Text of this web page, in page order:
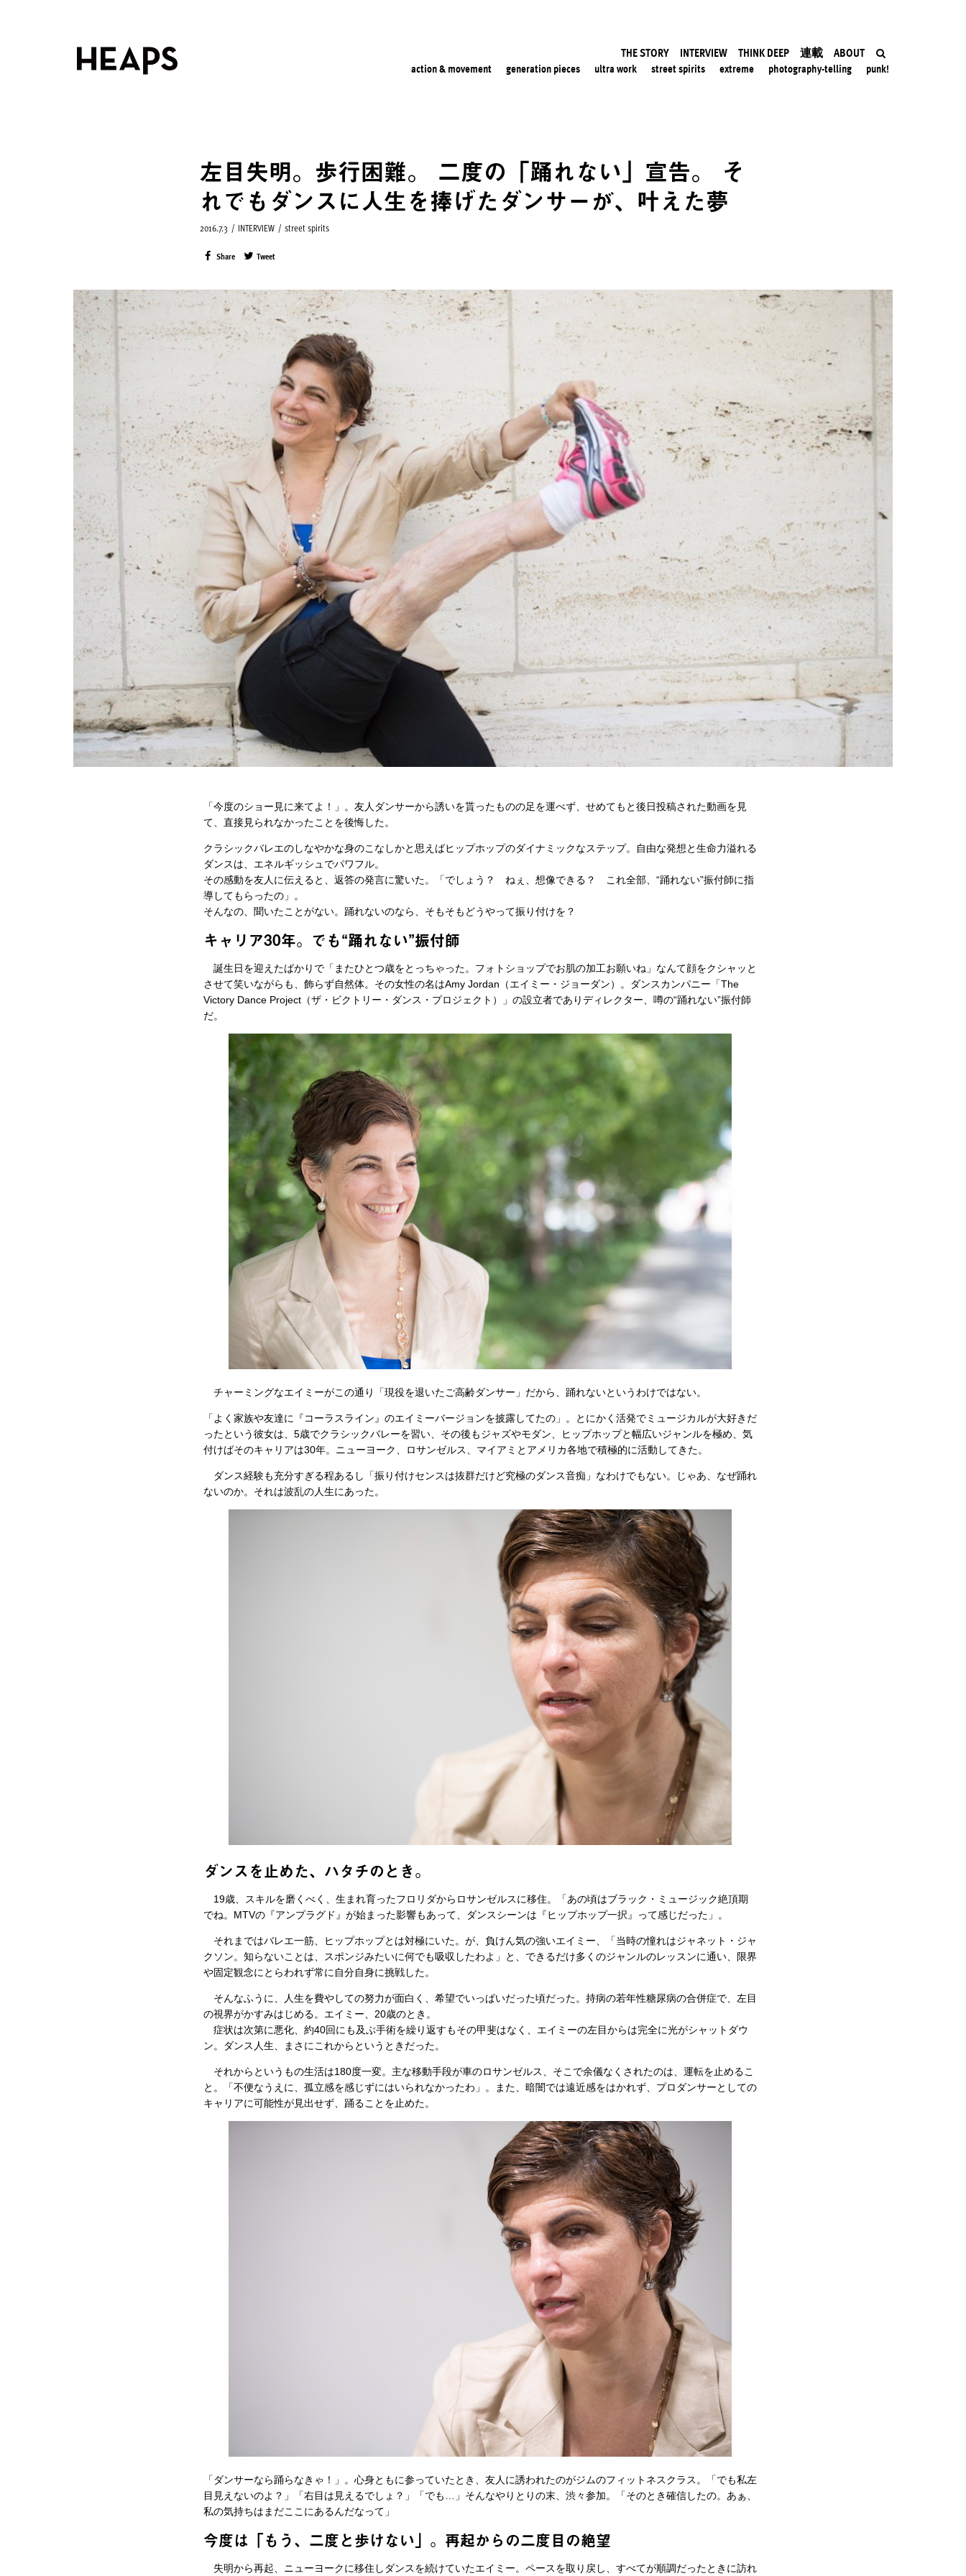
THE STORY INTERVIEW THINK DEEP 連載 ABOUT
action & movement generation pieces ultra work street spirits extreme photography-telling punk!
左目失明。歩行困難。 二度の「踊れない」宣告。 そ
れでもダンスに人生を捧げたダンサーが、叶えた夢
2016.7.3 / INTERVIEW / street spirits
Share Tweet
「今度のショー見に来てよ！」。友人ダンサーから誘いを貰ったものの足を運べず、せめてもと後日投稿された動画を見
て、直接見られなかったことを後悔した。
クラシックバレエのしなやかな身のこなしかと思えばヒップホップのダイナミックなステップ。自由な発想と生命力溢れる
ダンスは、エネルギッシュでパワフル。
その感動を友人に伝えると、返答の発言に驚いた。「でしょう？ ねぇ、想像できる？ これ全部、“踊れない”振付師に指
導してもらったの」。
そんなの、聞いたことがない。踊れないのなら、そもそもどうやって振り付けを？
キャリア30年。でも“踊れない”振付師
誕生日を迎えたばかりで「またひとつ歳をとっちゃった。フォトショップでお肌の加工お願いね」なんて顔をクシャッと
させて笑いながらも、飾らず自然体。その女性の名はAmy Jordan（エイミー・ジョーダン）。ダンスカンパニー「The
Victory Dance Project（ザ・ビクトリー・ダンス・プロジェクト）」の設立者でありディレクター、噂の“踊れない”振付師
だ。
チャーミングなエイミーがこの通り「現役を退いたご高齢ダンサー」だから、踊れないというわけではない。
「よく家族や友達に『コーラスライン』のエイミーバージョンを披露してたの」。とにかく活発でミュージカルが大好きだ
ったという彼女は、5歳でクラシックバレーを習い、その後もジャズやモダン、ヒップホップと幅広いジャンルを極め、気
付けばそのキャリアは30年。ニューヨーク、ロサンゼルス、マイアミとアメリカ各地で積極的に活動してきた。
ダンス経験も充分すぎる程あるし「振り付けセンスは抜群だけど究極のダンス音痴」なわけでもない。じゃあ、なぜ踊れ
ないのか。それは波乱の人生にあった。
ダンスを止めた、ハタチのとき。
19歳、スキルを磨くべく、生まれ育ったフロリダからロサンゼルスに移住。「あの頃はブラック・ミュージック絶頂期
でね。MTVの『アンプラグド』が始まった影響もあって、ダンスシーンは『ヒップホップ一択』って感じだった」。
それまではバレエ一筋、ヒップホップとは対極にいた。が、負けん気の強いエイミー、「当時の憧れはジャネット・ジャ
クソン。知らないことは、スポンジみたいに何でも吸収したわよ」と、できるだけ多くのジャンルのレッスンに通い、限界
や固定観念にとらわれず常に自分自身に挑戦した。
そんなふうに、人生を費やしての努力が面白く、希望でいっぱいだった頃だった。持病の若年性糖尿病の合併症で、左目
の視界がかすみはじめる。エイミー、20歳のとき。
症状は次第に悪化、約40回にも及ぶ手術を繰り返すもその甲斐はなく、エイミーの左目からは完全に光がシャットダウ
ン。ダンス人生、まさにこれからというときだった。
それからというもの生活は180度一変。主な移動手段が車のロサンゼルス、そこで余儀なくされたのは、運転を止めるこ
と。「不便なうえに、孤立感を感じずにはいられなかったわ」。また、暗闇では遠近感をはかれず、プロダンサーとしての
キャリアに可能性が見出せず、踊ることを止めた。
「ダンサーなら踊らなきゃ！」。心身ともに参っていたとき、友人に誘われたのがジムのフィットネスクラス。「でも私左
目見えないのよ？」「右目は見えるでしょ？」「でも…」そんなやりとりの末、渋々参加。「そのとき確信したの。あぁ、
私の気持ちはまだここにあるんだなって」
今度は「もう、二度と歩けない」。再起からの二度目の絶望
失明から再起、ニューヨークに移住しダンスを続けていたエイミー。ペースを取り戻し、すべてが順調だったときに訪れ